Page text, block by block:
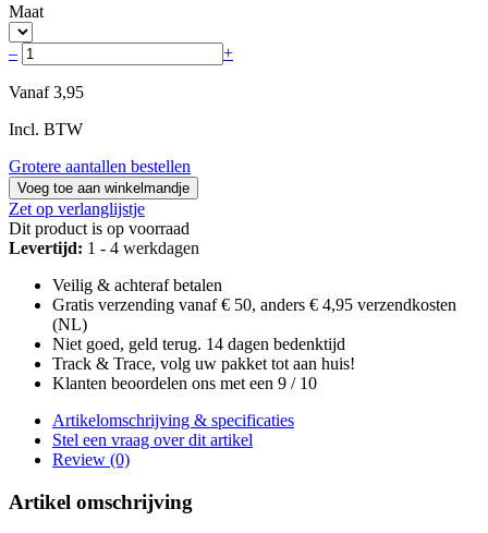
Maat
– +
Vanaf 3,95
Incl. BTW
Grotere aantallen bestellen
Voeg toe aan winkelmandje
Zet op verlanglijstje
Dit product is op voorraad
Levertijd: 1 - 4 werkdagen
Veilig & achteraf betalen
Gratis verzending vanaf € 50, anders € 4,95 verzendkosten
(NL)
Niet goed, geld terug. 14 dagen bedenktijd
Track & Trace, volg uw pakket tot aan huis!
Klanten beoordelen ons met een 9 / 10
Artikelomschrijving & specificaties
Stel een vraag over dit artikel
Review (0)
Artikel omschrijving